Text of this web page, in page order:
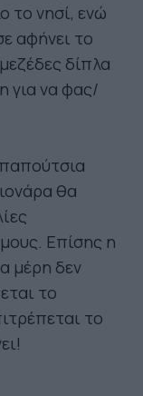
το νησί, ενώ
αφήνει το
δίπλα
για να φας/
θα
Επίσης η
μέρη δεν
το
το